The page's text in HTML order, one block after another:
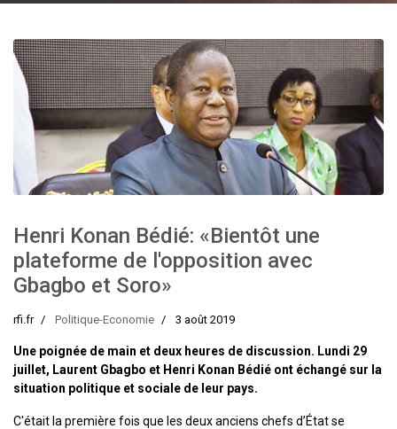
Henri Konan Bédié: «Bientôt une
plateforme de l'opposition avec
Gbagbo et Soro»
rfi.fr Politique-Economie 3 août 2019
Une poignée de main et deux heures de discussion. Lundi 29
juillet, Laurent Gbagbo et Henri Konan Bédié ont échangé sur la
situation politique et sociale de leur pays.
C'était la première fois que les deux anciens chefs d’État se